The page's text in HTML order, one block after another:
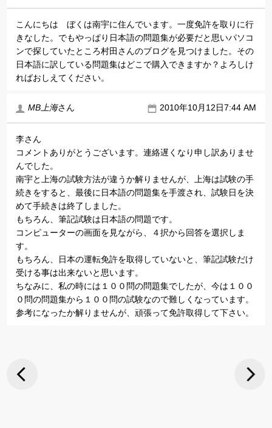
こんにちは ぼくは南宇に住んでいます。一度免許を取りに行
きなした。でもやっぱり日本語の問題集が必要だと思いパソコ
ンで探していたところ村田さんのブログを見つけました。その
日本語に訳している問題集はどこで購入できますか？よろしけ
ればおしえてください。
MB上海さん 2010年10月12日7:44 AM
李さん
コメントありがとうございます。連絡遅くなり申し訳ありませ
んでした。
南宇と上海の試験方法が違うか解りませんが、上海は試験の手
続きをすると、最後に日本語の問題集を手渡され、試験日を決
めて手続きは終了しました。
もちろん、筆記試験は日本語の問題です。
コンピューターの画面を見ながら、４択から回答を選択しま
す。
もちろん、日本の運転免許を取得していないと、筆記試験だけ
受ける事は出来ないと思います。
ちなみに、私の時には１００問の問題集でしたが、今は１００
０問の問題集から１００問の試験なので難しくなっています。
参考になったか解りませんが、頑張って免許取得して下さい。